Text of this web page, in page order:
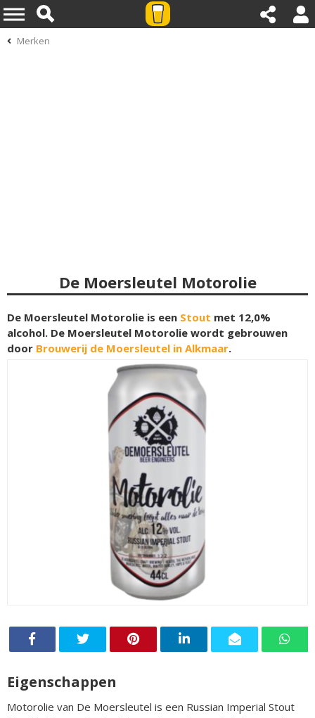
Merken
De Moersleutel Motorolie
De Moersleutel Motorolie is een Stout met 12,0%
alcohol. De Moersleutel Motorolie wordt gebrouwen
door Brouwerij de Moersleutel in Alkmaar.
Eigenschappen
Motorolie van De Moersleutel is een Russian Imperial Stout